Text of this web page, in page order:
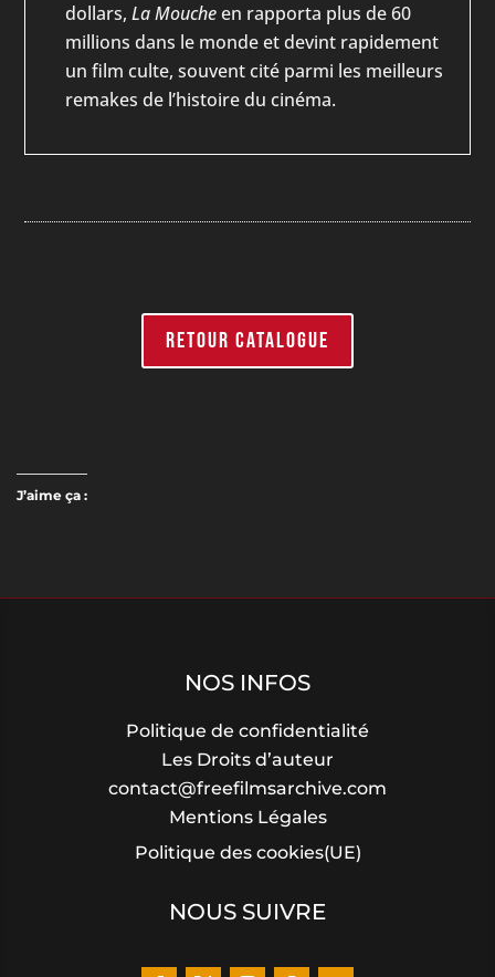
dollars,La Moucheen rapporta plus de 60
millions dans le monde et devint rapidement
un film culte, souvent cité parmi les meilleurs
remakes de l’histoire du cinéma.
RETOUR CATALOGUE
J’aime ça :
NOS INFOS
Politique de confidentialité
Les Droits d’auteur
contact@freefilmsarchive.com
Mentions Légales
Politique des cookies(UE)
NOUS SUIVRE